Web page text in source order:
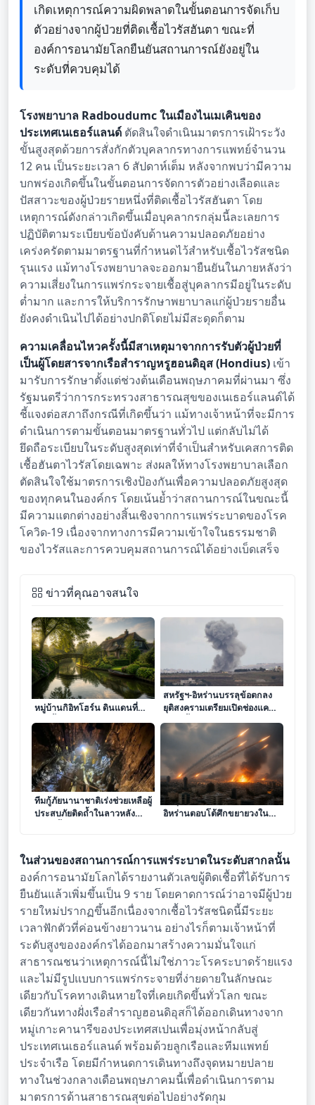
เกิดเหตุการณ์ความผิดพลาดในขั้นตอนการจัดเก็บ
ตัวอย่างจากผู้ป่วยที่ติดเชื้อไวรัสฮันตา ขณะที่
องค์การอนามัยโลกยืนยันสถานการณ์ยังอยู่ใน
ระดับที่ควบคุมได้
โรงพยาบาล Radboudumc ในเมืองไนเมเคินของ
ประเทศเนเธอร์แลนด์ ตัดสินใจดำเนินมาตรการเฝ้าระวัง
ขั้นสูงสุดด้วยการสั่งกักตัวบุคลากรทางการแพทย์จำนวน
12 คน เป็นระยะเวลา 6 สัปดาห์เต็ม หลังจากพบว่ามีความ
บกพร่องเกิดขึ้นในขั้นตอนการจัดการตัวอย่างเลือดและ
ปัสสาวะของผู้ป่วยรายหนึ่งที่ติดเชื้อไวรัสฮันตา โดย
เหตุการณ์ดังกล่าวเกิดขึ้นเมื่อบุคลากรกลุ่มนี้ละเลยการ
ปฏิบัติตามระเบียบข้อบังคับด้านความปลอดภัยอย่าง
เคร่งครัดตามมาตรฐานที่กำหนดไว้สำหรับเชื้อไวรัสชนิด
รุนแรง แม้ทางโรงพยาบาลจะออกมายืนยันในภายหลังว่า
ความเสี่ยงในการแพร่กระจายเชื้อสู่บุคลากรมีอยู่ในระดับ
ต่ำมาก และการให้บริการรักษาพยาบาลแก่ผู้ป่วยรายอื่น
ยังคงดำเนินไปได้อย่างปกติโดยไม่มีสะดุดก็ตาม
ความเคลื่อนไหวครั้งนี้มีสาเหตุมาจากการรับตัวผู้ป่วยที่
เป็นผู้โดยสารจากเรือสำราญหรูฮอนดิอุส (Hondius) เข้า
มารับการรักษาตั้งแต่ช่วงต้นเดือนพฤษภาคมที่ผ่านมา ซึ่ง
รัฐมนตรีว่าการกระทรวงสาธารณสุขของเนเธอร์แลนด์ได้
ชี้แจงต่อสภาถึงกรณีที่เกิดขึ้นว่า แม้ทางเจ้าหน้าที่จะมีการ
ดำเนินการตามขั้นตอนมาตรฐานทั่วไป แต่กลับไม่ได้
ยึดถือระเบียบในระดับสูงสุดเท่าที่จำเป็นสำหรับเคสการติด
เชื้อฮันตาไวรัสโดยเฉพาะ ส่งผลให้ทางโรงพยาบาลเลือก
ตัดสินใจใช้มาตรการเชิงป้องกันเพื่อความปลอดภัยสูงสุด
ของทุกคนในองค์กร โดยเน้นย้ำว่าสถานการณ์ในขณะนี้
มีความแตกต่างอย่างสิ้นเชิงจากการแพร่ระบาดของโรค
โควิด-19 เนื่องจากทางการมีความเข้าใจในธรรมชาติ
ของไวรัสและการควบคุมสถานการณ์ได้อย่างเบ็ดเสร็จ
ข่าวที่คุณอาจสนใจ
มนตราแห่งความเงียบสงัด ณ
หมู่บ้านกิอิทโฮร์น ดินแดนที่
สายน้ำถักทอเส้นใยแห่งกาล
เวลา
สหรัฐฯ-อิหร่านบรรลุข้อตกลง
ยุติสงครามเตรียมเปิดช่องแคบฮ
อร์มุซฟื้นฟูเสถียรภาพตลาด
น้ำมันโลก
ทีมกู้ภัยนานาชาติเร่งช่วยเหลือผู้
ประสบภัยติดถ้ำในลาวหลัง
ซาอุดีอาระเบียเปิดฉากโจมตี
อิหร่านตอบโต้ศึกขยายวงใน
ในส่วนของสถานการณ์การแพร่ระบาดในระดับสากลนั้น
องค์การอนามัยโลกได้รายงานตัวเลขผู้ติดเชื้อที่ได้รับการ
ยืนยันแล้วเพิ่มขึ้นเป็น 9 ราย โดยคาดการณ์ว่าอาจมีผู้ป่วย
รายใหม่ปรากฏขึ้นอีกเนื่องจากเชื้อไวรัสชนิดนี้มีระยะ
เวลาฟักตัวที่ค่อนข้างยาวนาน อย่างไรก็ตามเจ้าหน้าที่
ระดับสูงขององค์กรได้ออกมาสร้างความมั่นใจแก่
สาธารณชนว่าเหตุการณ์นี้ไม่ใช่ภาวะโรคระบาดร้ายแรง
และไม่มีรูปแบบการแพร่กระจายที่ง่ายดายในลักษณะ
เดียวกับโรคทางเดินหายใจที่เคยเกิดขึ้นทั่วโลก ขณะ
เดียวกันทางฝั่งเรือสำราญฮอนดิอุสก็ได้ออกเดินทางจาก
หมู่เกาะคานารีของประเทศสเปนเพื่อมุ่งหน้ากลับสู่
ประเทศเนเธอร์แลนด์ พร้อมด้วยลูกเรือและทีมแพทย์
ประจำเรือ โดยมีกำหนดการเดินทางถึงจุดหมายปลาย
ทางในช่วงกลางเดือนพฤษภาคมนี้เพื่อดำเนินการตาม
มาตรการด้านสาธารณสุขต่อไปอย่างรัดกุม